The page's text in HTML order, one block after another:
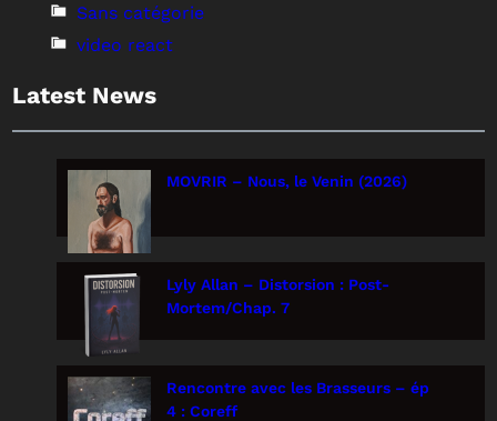
Sans catégorie
video react
Latest News
MOVRIR – Nous, le Venin (2026)
Lyly Allan – Distorsion : Post-
Mortem/Chap. 7
Rencontre avec les Brasseurs – ép
4 : Coreff